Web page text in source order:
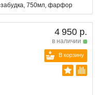
750мл, фарфор
4 950 р.
в наличии
В корзину